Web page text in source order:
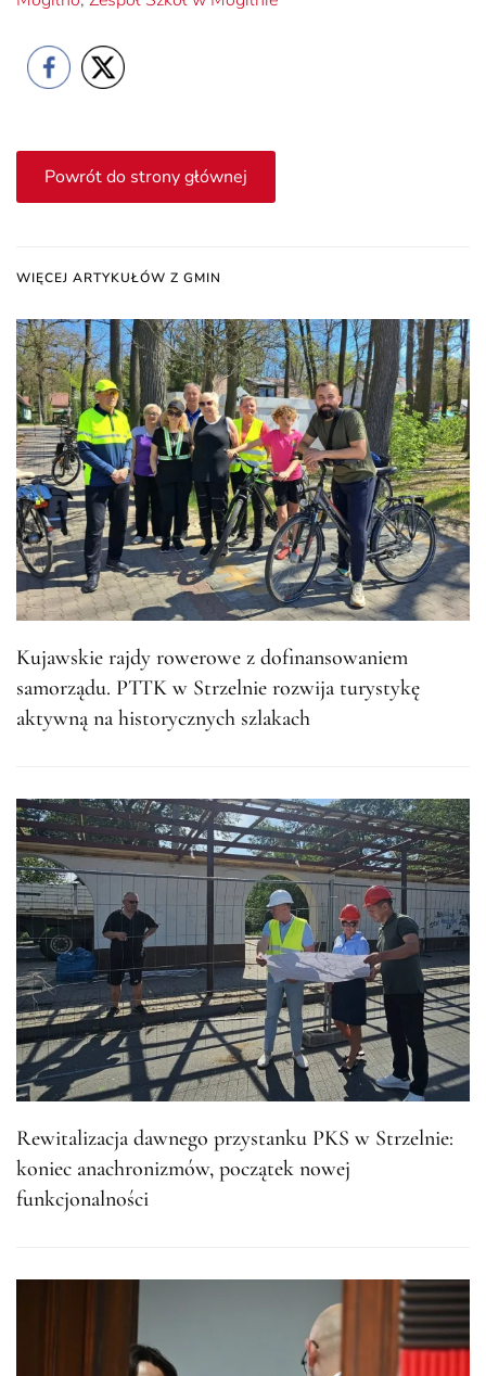
Powrót do strony głównej
WIĘCEJ ARTYKUŁÓW Z GMIN
Kujawskie rajdy rowerowe z dofinansowaniem
samorządu. PTTK w Strzelnie rozwija turystykę
aktywną na historycznych szlakach
Rewitalizacja dawnego przystanku PKS w Strzelnie:
koniec anachronizmów, początek nowej
funkcjonalności